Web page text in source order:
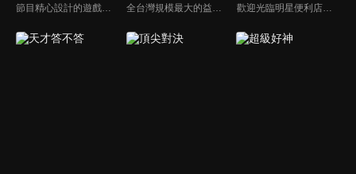
節目精心設計的遊戲內容，包括深受觀眾喜愛並且火紅於各大專院校的【TEMPO系列】，考驗藝人用肢體表達能力以及聯想能力的【你是WORD演】、【會演是英雄】，考驗英文程度的【EAR傳耳ABC】，超簡單、超爆笑的【看你怎麼說】，以及考驗藝人反應、機智以及隊友默契的【不可能的默契】等單元，逗趣又爆笑！ 全台灣規模最大的益智節目，首創棚內與外景並重，聰明的觀眾動動腦，尋找各行各業最聰明的人，打造與上班族生活圈最貼近的百人大型益智節目！ 歡迎光臨明星便利店！你覺得便利店裡面有什麼？關東煮？茶葉蛋？還是讓你尖叫的大明星？一家擁有明星的便利店，到底有多稀奇，你會不會想要光臨呢？